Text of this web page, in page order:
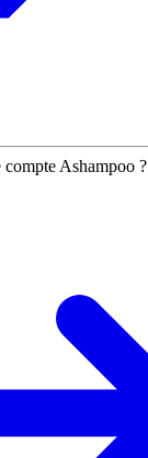
compte Ashampoo ?